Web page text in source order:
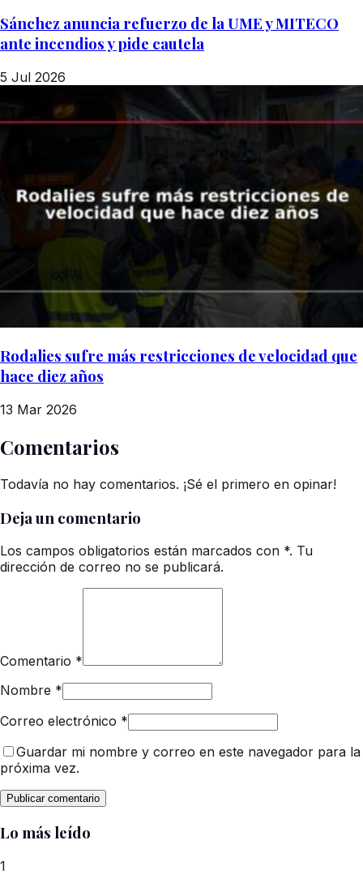
Sánchez anuncia refuerzo de la UME y MITECO
ante incendios y pide cautela
5 Jul 2026
Rodalies sufre más restricciones de velocidad que
hace diez años
13 Mar 2026
Comentarios
Todavía no hay comentarios. ¡Sé el primero en opinar!
Deja un comentario
Los campos obligatorios están marcados con *. Tu
dirección de correo no se publicará.
Comentario *
Nombre *
Correo electrónico *
Guardar mi nombre y correo en este navegador para la
próxima vez.
Lo más leído
1